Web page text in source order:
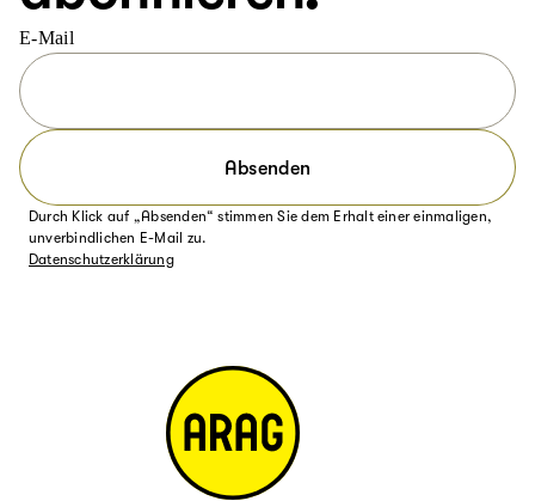
E-Mail
Absenden
Durch Klick auf „Absenden“ stimmen Sie dem Erhalt einer einmaligen,
unverbindlichen E-Mail zu.
Datenschutzerklärung